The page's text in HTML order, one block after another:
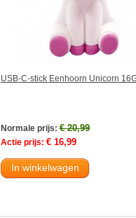
USB-C-stick Eenhoorn Unicorn
Normale prijs: € 20,99
Actie prijs: € 16,99
In winkelwagen